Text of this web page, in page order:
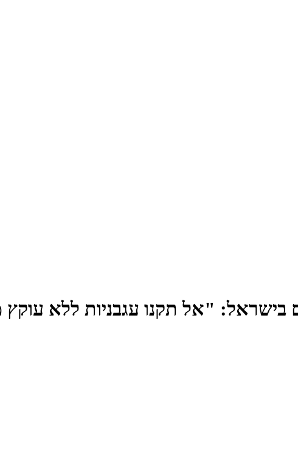
בישראל: "אל תקנו עגבניות ללא